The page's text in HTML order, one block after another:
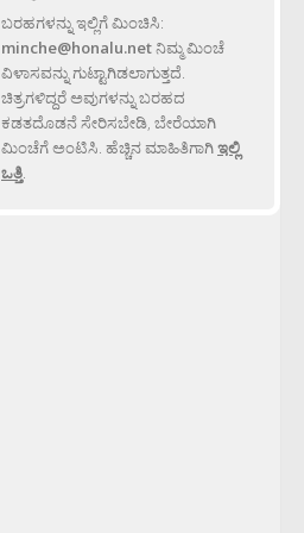
ಬರಹಗಳನ್ನು ಇಲ್ಲಿಗೆ ಮಿಂಚಿಸಿ:
minche@honalu.netನಿಮ್ಮ ಮಿಂಚೆ
ವಿಳಾಸವನ್ನು ಗುಟ್ಟಾಗಿಡಲಾಗುತ್ತದೆ.
ಚಿತ್ರಗಳಿದ್ದರೆ ಅವುಗಳನ್ನು ಬರಹದ
ಕಡತದೊಡನೆ ಸೇರಿಸಬೇಡಿ, ಬೇರೆಯಾಗಿ
ಮಿಂಚೆಗೆ ಅಂಟಿಸಿ. ಹೆಚ್ಚಿನ ಮಾಹಿತಿಗಾಗಿಇಲ್ಲಿ
ಒತ್ತಿ.